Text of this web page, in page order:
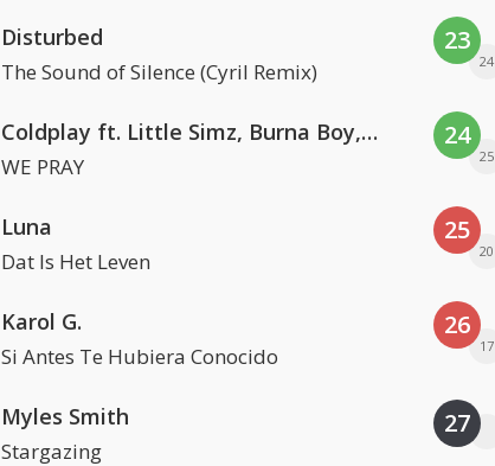
Disturbed
The Sound of Silence (Cyril Remix)
Coldplay ft. Little Simz, Burna Boy, Elyanna & Tini
WE PRAY
Luna
Dat Is Het Leven
Karol G.
Si Antes Te Hubiera Conocido
Myles Smith
Stargazing
23
24
24
25
25
20
26
17
27